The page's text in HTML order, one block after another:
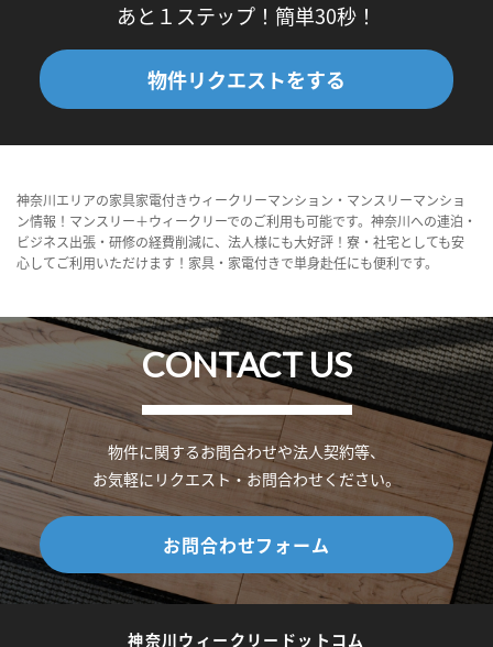
あと１ステップ！簡単30秒！
物件リクエストをする
神奈川エリアの家具家電付きウィークリーマンション・マンスリーマンショ
ン情報！マンスリー＋ウィークリーでのご利用も可能です。神奈川への連泊・
ビジネス出張・研修の経費削減に、法人様にも大好評！寮・社宅としても安
心してご利用いただけます！家具・家電付きで単身赴任にも便利です。
CONTACT US
物件に関するお問合わせや法人契約等、
お気軽にリクエスト・お問合わせください。
お問合わせフォーム
神奈川ウィークリードットコム